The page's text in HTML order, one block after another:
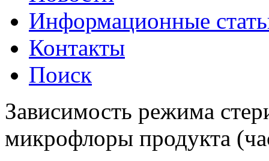
Информационные
Контакты
Поиск
Зависимость режима
микрофлоры продукта